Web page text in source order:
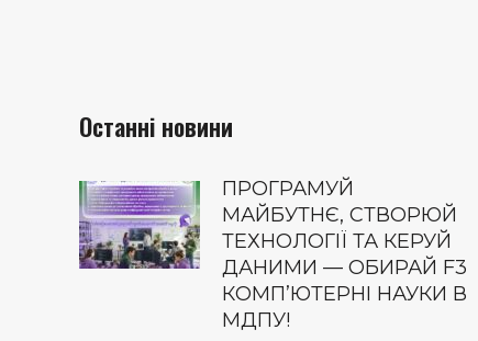
Останні новини
ПРОГРАМУЙ
МАЙБУТНЄ, СТВОРЮЙ
ТЕХНОЛОГІЇ ТА КЕРУЙ
ДАНИМИ — ОБИРАЙ F3
КОМП’ЮТЕРНІ НАУКИ В
МДПУ!